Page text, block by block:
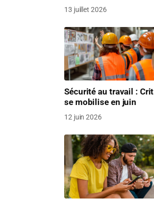
13 juillet 2026
Sécurité au travail : Crit
se mobilise en juin
12 juin 2026